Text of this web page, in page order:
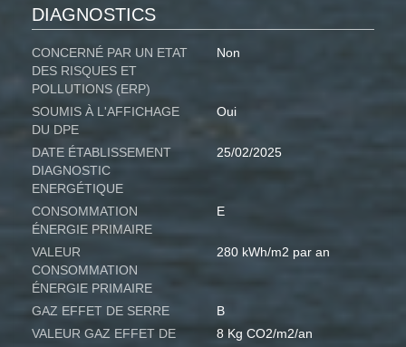
DIAGNOSTICS
CONCERNÉ PAR UN ETAT
DES RISQUES ET
POLLUTIONS (ERP)
Non
SOUMIS À L'AFFICHAGE
DU DPE
Oui
DATE ÉTABLISSEMENT
DIAGNOSTIC
ENERGÉTIQUE
25/02/2025
CONSOMMATION
ÉNERGIE PRIMAIRE
E
VALEUR
CONSOMMATION
ÉNERGIE PRIMAIRE
280 kWh/m2 par an
GAZ EFFET DE SERRE
B
VALEUR GAZ EFFET DE
8 Kg CO2/m2/an